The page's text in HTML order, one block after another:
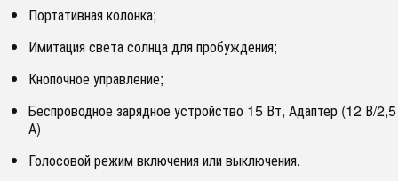
Портативная колонка;
Имитация света солнца для пробуждения;
Кнопочное управление;
Беспроводное зарядное устройство 15 Вт, Адаптер (12 В/2,5
А)
Голосовой режим включения или выключения.